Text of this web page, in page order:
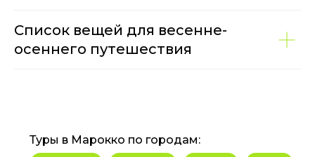
Список вещей для весенне-
осеннего путешествия
Туры в Марокко по городам: